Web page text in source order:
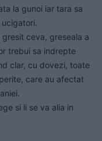
la gunoi iar tara sa
ceva, greseala a
trebui sa indrepte
clar, cu dovezi, toate
care au afectat
si li se va alia in